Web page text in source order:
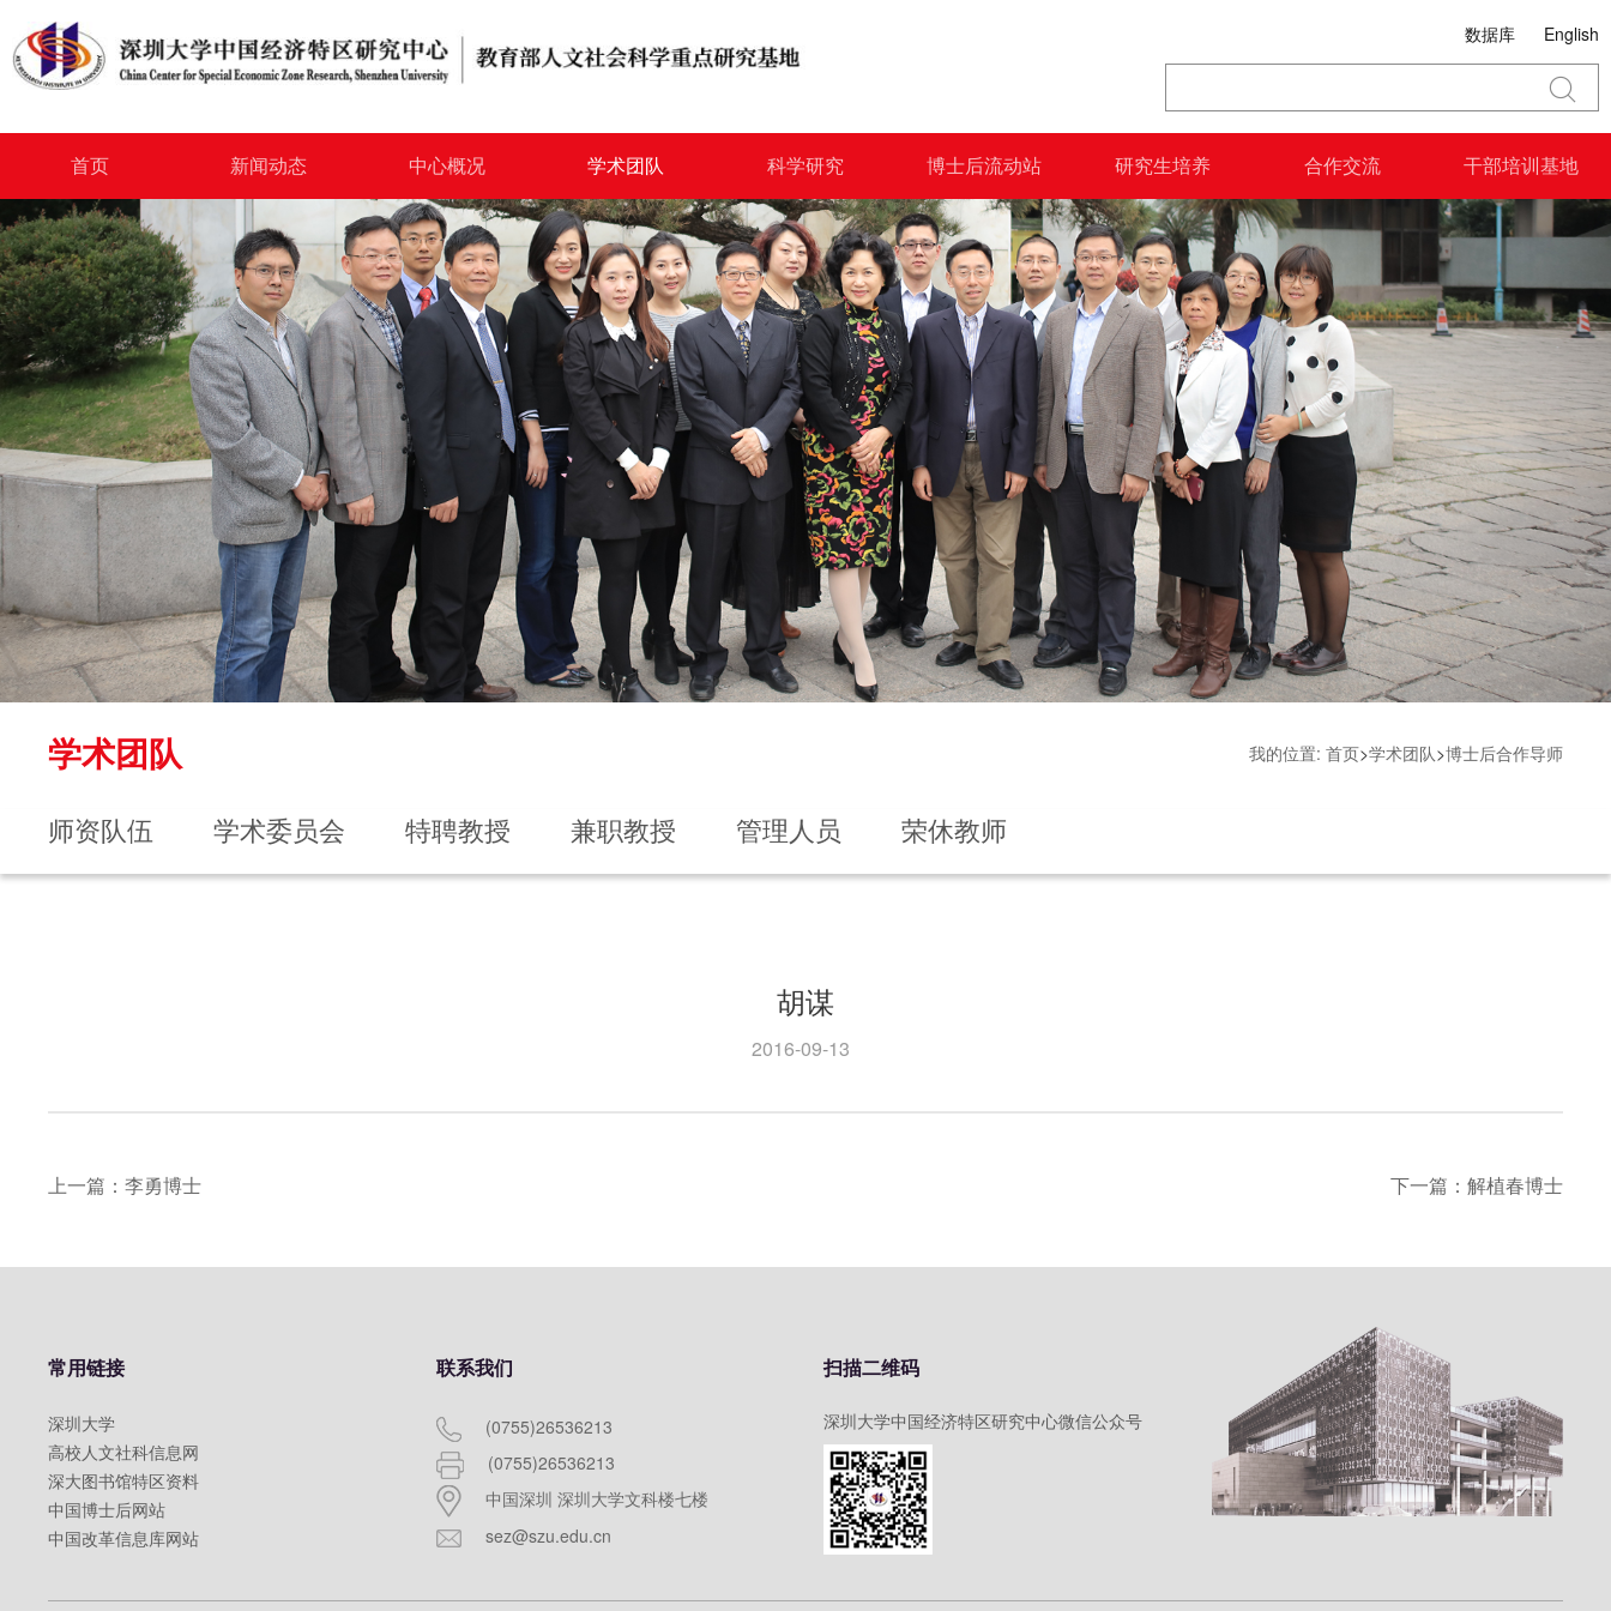
数据库 English
首页 新闻动态 中心概况 学术团队 科学研究 博士后流动站 研究生培养 合作交流 干部培训基地
学术团队 我的位置: 首页>学术团队>博士后合作导师
师资队伍 学术委员会 特聘教授 兼职教授 管理人员 荣休教师
胡谋
2016-09-13
上一篇：李勇博士 下一篇：解植春博士
常用链接
深圳大学
高校人文社科信息网
深大图书馆特区资料
中国博士后网站
中国改革信息库网站
联系我们
(0755)26536213
(0755)26536213
中国深圳 深圳大学文科楼七楼
sez@szu.edu.cn
扫描二维码
深圳大学中国经济特区研究中心微信公众号